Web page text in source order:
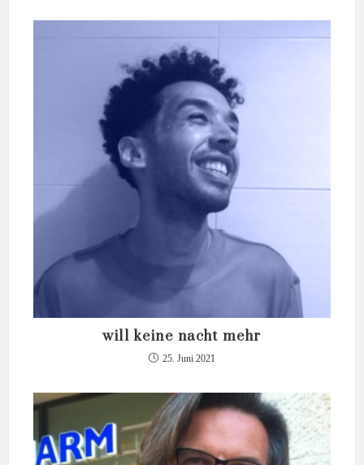
will keine nacht mehr
25. Juni 2021